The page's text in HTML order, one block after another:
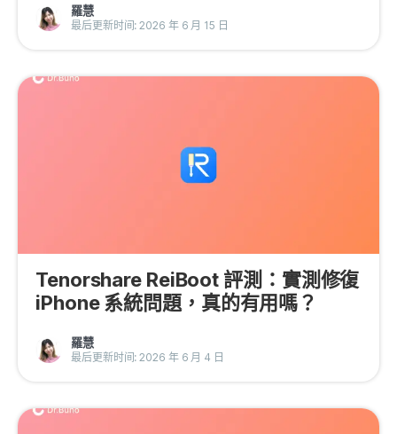
羅慧
最后更新时间: 2026 年 6 月 15 日
Tenorshare ReiBoot 評測：實測修復
iPhone 系統問題，真的有用嗎？
羅慧
最后更新时间: 2026 年 6 月 4 日